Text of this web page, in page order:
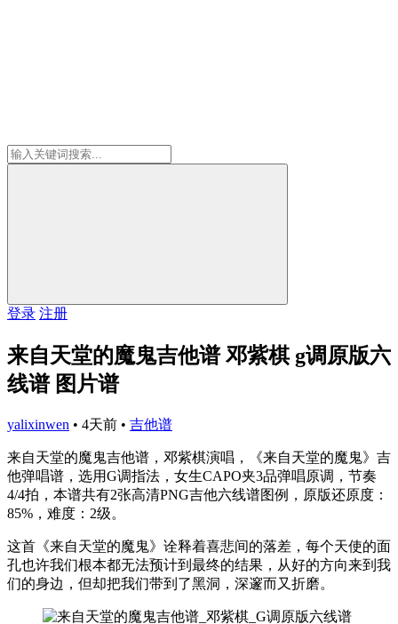
登录 注册
来自天堂的魔鬼吉他谱 邓紫棋 g调原版六
线谱 图片谱
yalixinwen • 4天前 • 吉他谱
来自天堂的魔鬼吉他谱，邓紫棋演唱，《来自天堂的魔鬼》吉
他弹唱谱，选用G调指法，女生CAPO夹3品弹唱原调，节奏
4/4拍，本谱共有2张高清PNG吉他六线谱图例，原版还原度：
85%，难度：2级。
这首《来自天堂的魔鬼》诠释着喜悲间的落差，每个天使的面
孔也许我们根本都无法预计到最终的结果，从好的方向来到我
们的身边，但却把我们带到了黑洞，深邃而又折磨。